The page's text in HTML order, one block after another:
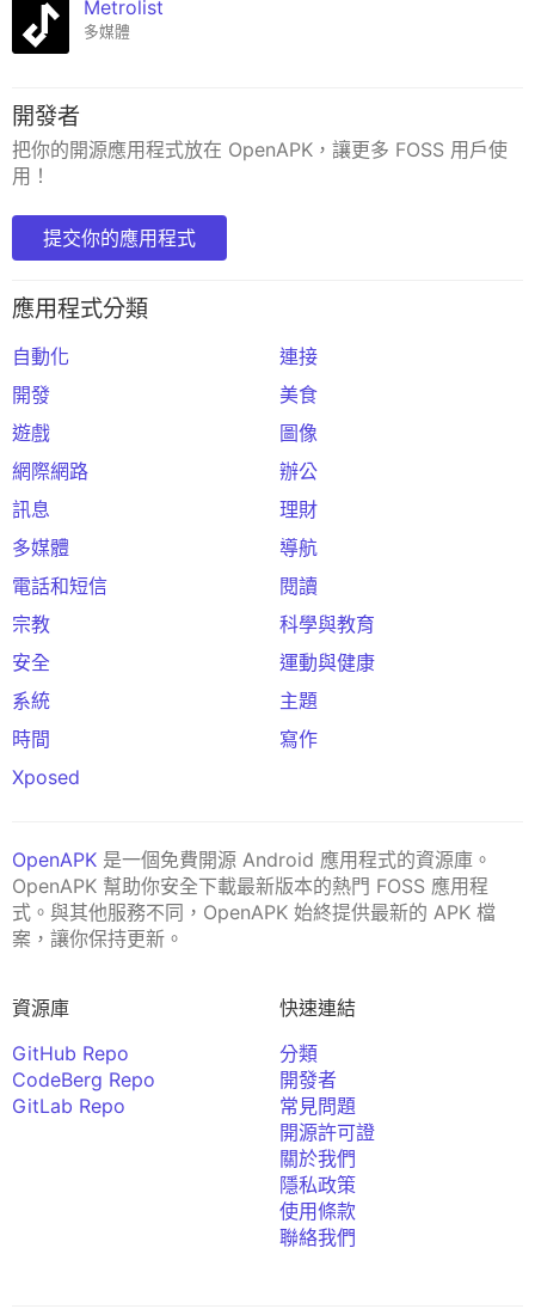
Metrolist
多媒體
開發者
把你的開源應用程式放在 OpenAPK，讓更多 FOSS 用戶使
用！
提交你的應用程式
應用程式分類
自動化
連接
開發
美食
遊戲
圖像
網際網路
辦公
訊息
理財
多媒體
導航
電話和短信
閱讀
宗教
科學與教育
安全
運動與健康
系統
主題
時間
寫作
Xposed
OpenAPK 是一個免費開源 Android 應用程式的資源庫。
OpenAPK 幫助你安全下載最新版本的熱門 FOSS 應用程
式。與其他服務不同，OpenAPK 始終提供最新的 APK 檔
案，讓你保持更新。
資源庫
GitHub Repo
CodeBerg Repo
GitLab Repo
快速連結
分類
開發者
常見問題
開源許可證
關於我們
隱私政策
使用條款
聯絡我們